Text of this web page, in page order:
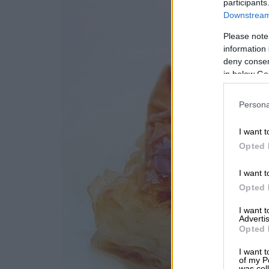
Please
information
deny
in below
I want
Opted
I want
Opted
I want
Opted
I want
of my